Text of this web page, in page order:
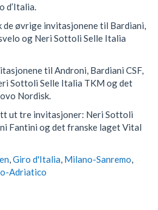
d’Italia.
øvrige invitasjonene til Bardiani,
og Neri Sottoli Selle Italia
til Androni, Bardiani CSF,
Sottoli Selle Italia TKM og det
Nordisk.
ut tre invitasjoner: Neri Sottoli
Fantini og det franske laget Vital
Giro d'Italia Milano-Sanremo
Adriatico